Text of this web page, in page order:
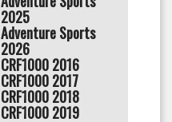
2025
Adventure Sports
2026
CRF1000 2016
CRF1000 2017
CRF1000 2018
CRF1000 2019